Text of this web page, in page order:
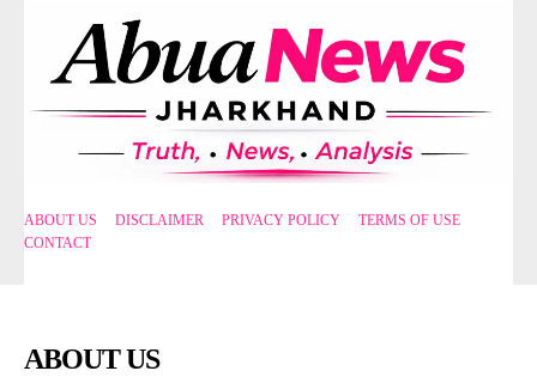
ABOUT US DISCLAIMER PRIVACY POLICY
TERMS OF USE
CONTACT
ABOUT US